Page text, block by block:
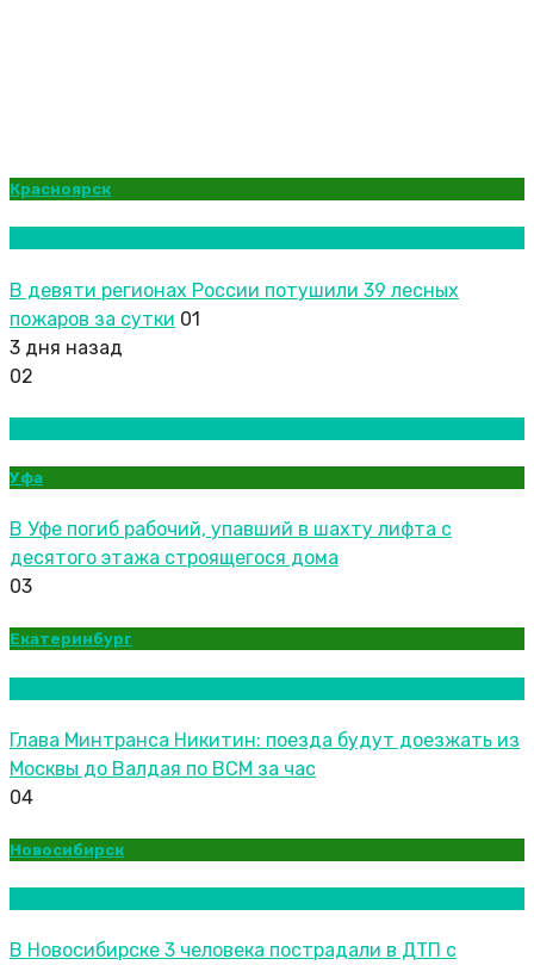
Красноярск
В девяти регионах России потушили 39 лесных
пожаров за сутки 01
3 дня назад
02
Уфа
В Уфе погиб рабочий, упавший в шахту лифта с
десятого этажа строящегося дома
03
Екатеринбург
Глава Минтранса Никитин: поезда будут доезжать из
Москвы до Валдая по ВСМ за час
04
Новосибирск
В Новосибирске 3 человека пострадали в ДТП с